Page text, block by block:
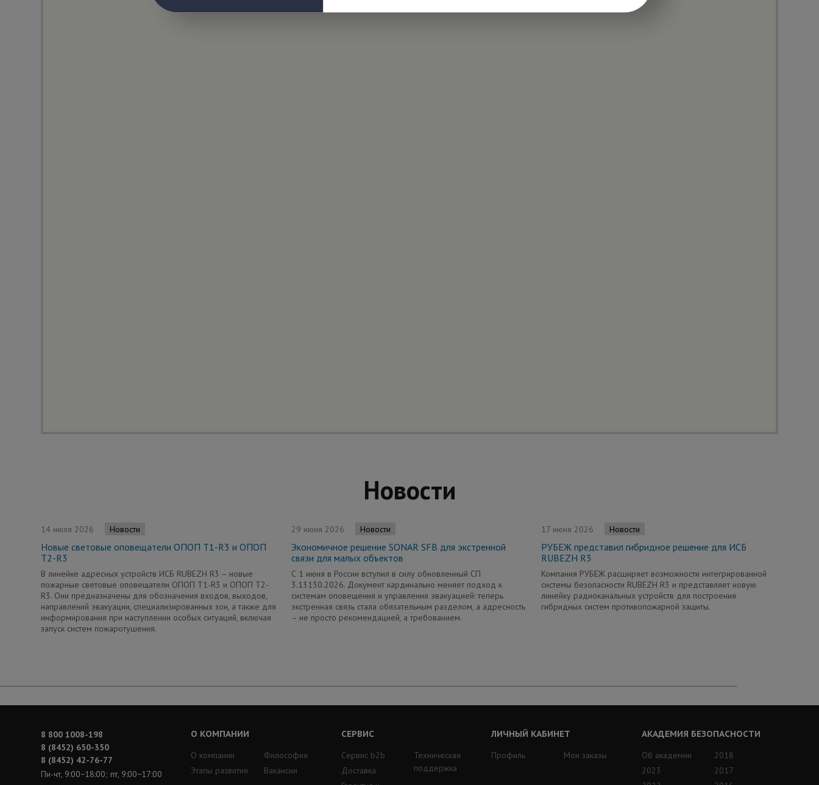
Новости
14 июля 2026 Новости
Новые световые оповещатели ОПОП Т1-R3 и ОПОП
Т2-R3
В линейке адресных устройств ИСБ RUBEZH R3 – новые
пожарные световые оповещатели ОПОП Т1-R3 и ОПОП Т2-
R3. Они предназначены для обозначения входов, выходов,
направлений эвакуации, специализированных зон, а также для
информирования при наступлении особых ситуаций, включая
запуск систем пожаротушения.
29 июня 2026 Новости
Экономичное решение SONAR SFB для экстренной
связи для малых объектов
С 1 июня в России вступил в силу обновленный СП
3.13130.2026. Документ кардинально меняет подход к
системам оповещения и управления эвакуацией: теперь
экстренная связь стала обязательным разделом, а адресность
– не просто рекомендацией, а требованием.
17 июня 2026 Новости
РУБЕЖ представил гибридное решение для ИСБ
RUBEZH R3
Компания РУБЕЖ расширяет возможности интегрированной
системы безопасности RUBEZH R3 и представляет новую
линейку радиоканальных устройств для построения
гибридных систем противопожарной защиты.
8 800 1008-198
8 (8452) 650-350
8 (8452) 42-76-77
Пн-чт, 9:00−18:00; пт, 9:00−17:00
О КОМПАНИИ
О компании
Этапы развития
Философия
Вакансии
СЕРВИС
Сервис b2b
Доставка
Техническая
поддержка
ЛИЧНЫЙ КАБИНЕТ
Профиль
Мои заказы
АКАДЕМИЯ БЕЗОПАСНОСТИ
Об академии
2023
2018
2017